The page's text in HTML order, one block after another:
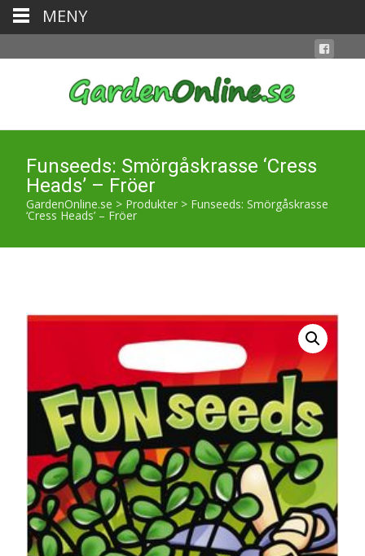
Funseeds: Smörgåskrasse ‘Cress
Heads’ – Fröer
GardenOnline.se > Produkter > Funseeds: Smörgåskrasse
‘Cress Heads’ – Fröer
MENY